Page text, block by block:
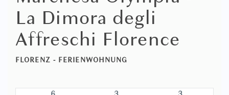
La Dimora degli
Affreschi Florence
FLORENZ - FERIENWOHNUNG